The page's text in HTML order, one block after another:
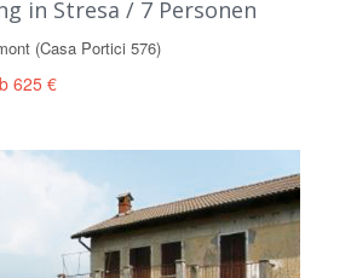
in Stresa / 7 Personen
(Casa Portici 576)
625 €